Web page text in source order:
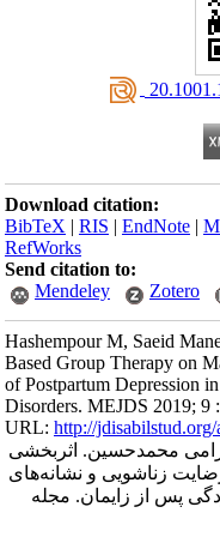
Download citation:
BibTeX |RIS |EndNote |
RefWorks
Send citation to:
Mendeley
Zotero
Hashempour M, Saeid
Based Group Therapy on
of Postpartum Depression
Disorders. MEJDS 2019; 9
URL:http://
محمدحسین. اثربخشی
زناشویی و نشانه‌های
پس از زایمان. مجله